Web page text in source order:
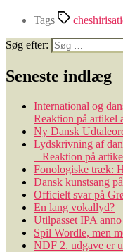
Tags
Søg efter:
Seneste indlæg
International og
Reaktion på artikel
Ny Dansk
Lydskrivning af
– Reaktion på
Fonologiske træk:
Dansk kunstsang
Officielt svar på
En lang vokallyd?
Utilpasset IPA
Spil Wordle, men
NDF 2. udgave er